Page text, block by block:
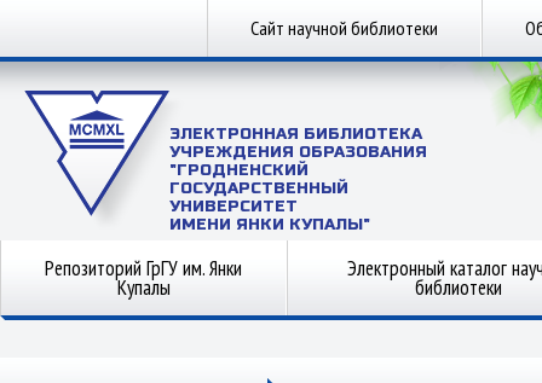
Сайт научной библиотеки
ЭЛЕКТРОННАЯ БИБЛИОТЕКА
УЧРЕЖДЕНИЯ ОБРАЗОВАНИЯ
"ГРОДНЕНСКИЙ
ГОСУДАРСТВЕННЫЙ
УНИВЕРСИТЕТ
ИМЕНИ ЯНКИ КУПАЛЫ"
Репозиторий ГрГУ им. Янки
Купалы
Электронный каталог
библиотеки